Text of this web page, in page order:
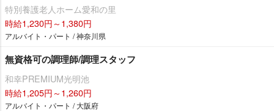
特別養護老人ホーム愛和の里
時給1,230円～1,380円
アルバイト・パート / 神奈川県
無資格可の調理師/調理スタッフ
和幸PREMIUM光明池
時給1,205円～1,260円
アルバイト・パート / 大阪府